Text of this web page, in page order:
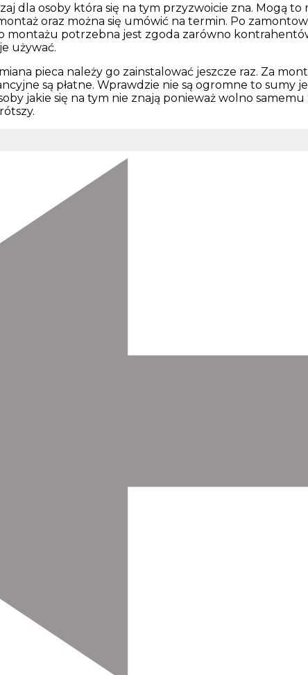
dla osoby która się na tym przyzwoicie zna. Mogą
oraz można się umówić na termin. Po
montażu potrzebna jest zgoda zarówno
używać.
pieca należy go zainstalować jeszcze raz. Za
są płatne. Wprawdzie nie są ogromne to sumy
jakie się na tym nie znają ponieważ wolno